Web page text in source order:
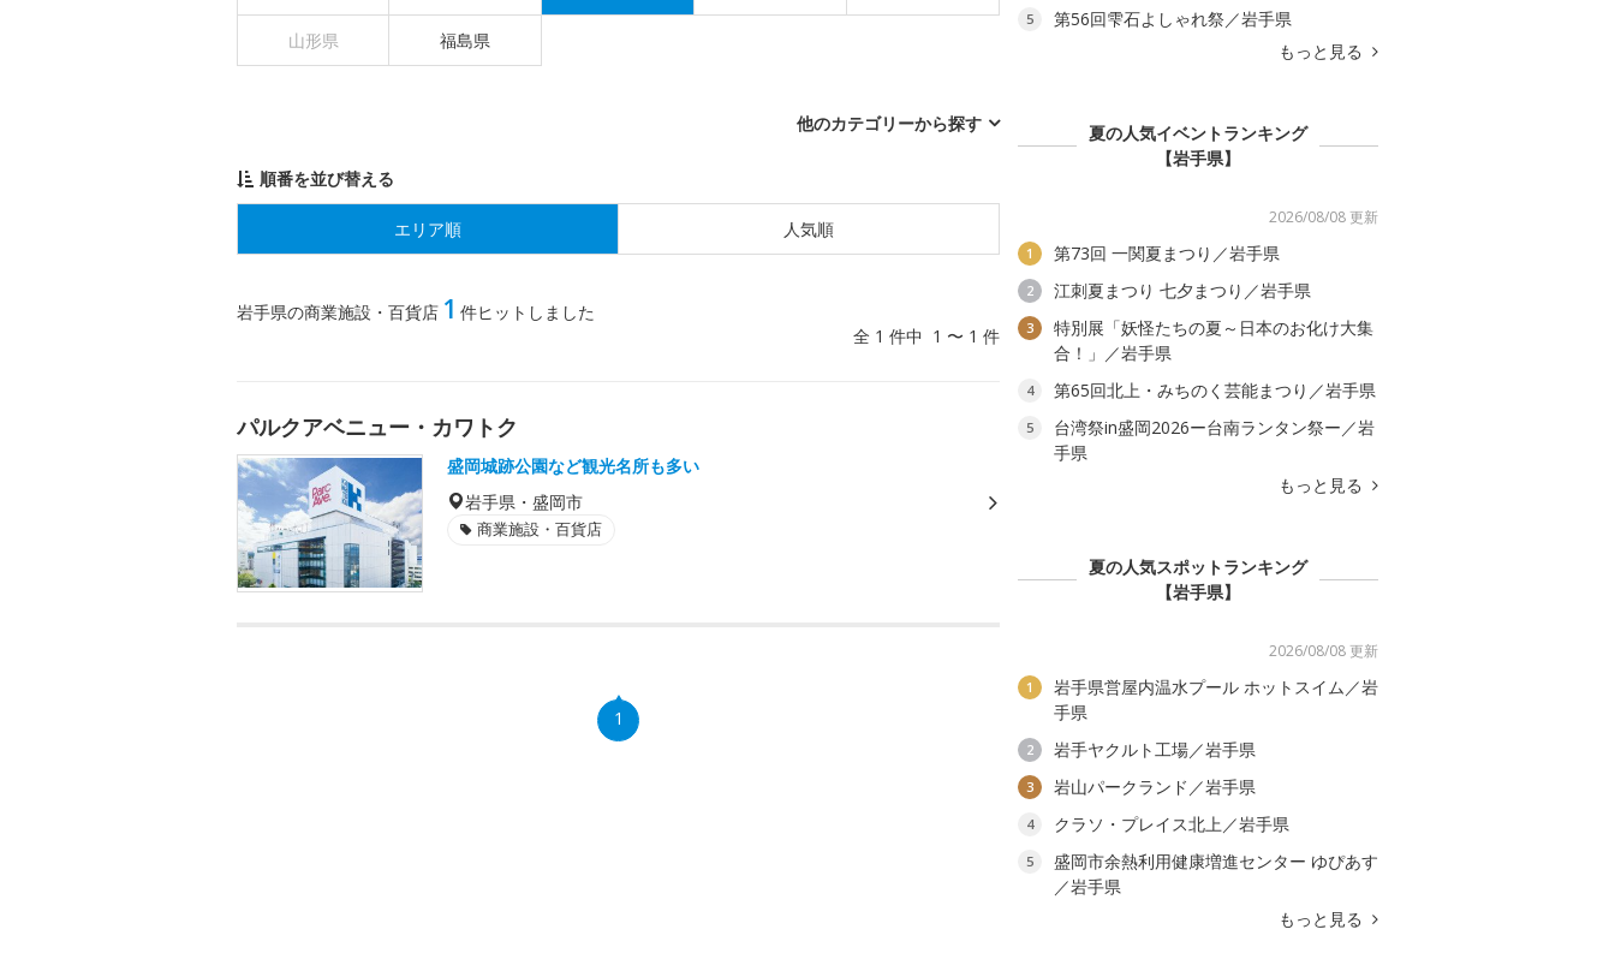
山形県 福島県
他のカテゴリーから探す
順番を並び替える
エリア順 人気順
岩手県の商業施設・百貨店 1 件ヒットしました
全 1 件中 1 〜 1 件
パルクアベニュー・カワトク
盛岡城跡公園など観光名所も多い
岩手県・盛岡市
商業施設・百貨店
1
5
第56回雫石よしゃれ祭／岩手県
もっと見る
夏の人気イベントランキング
【岩手県】
2026/08/08 更新
1 第73回 一関夏まつり／岩手県
2 江刺夏まつり 七夕まつり／岩手県
3
特別展「妖怪たちの夏～日本のお化け大集
合！」／岩手県
4 第65回北上・みちのく芸能まつり／岩手県
5
台湾祭in盛岡2026ー台南ランタン祭ー／岩
手県
もっと見る
夏の人気スポットランキング
【岩手県】
2026/08/08 更新
1
岩手県営屋内温水プール ホットスイム／岩
手県
2 岩手ヤクルト工場／岩手県
3 岩山パークランド／岩手県
4 クラソ・プレイス北上／岩手県
5
盛岡市余熱利用健康増進センター ゆぴあす
／岩手県
もっと見る